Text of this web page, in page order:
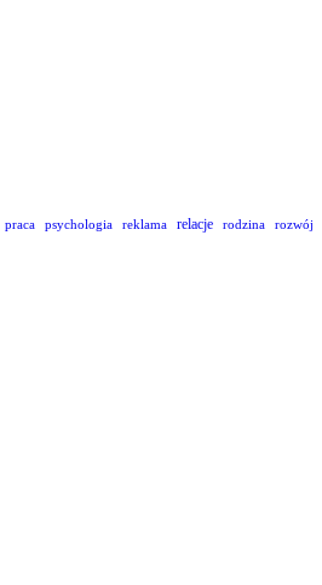
praca psychologia reklama relacje rodzina rozwój